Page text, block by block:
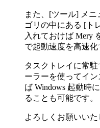
また、[ツール] メ
ゴリの中にある [ト
入れておけば Mery
で起動速度を高速化
タスクトレイに常
ーラーを使ってイ
ば Windows 起動時
ることも可能です。
よろしくお願いいた